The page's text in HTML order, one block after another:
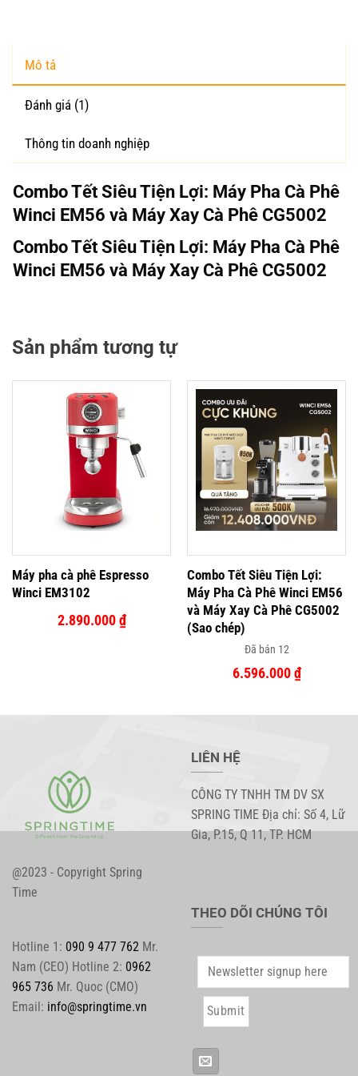
Mô tả
Đánh giá (1)
Thông tin doanh nghiệp
Combo Tết Siêu Tiện Lợi: Máy Pha Cà Phê
Winci EM56 và Máy Xay Cà Phê CG5002
Combo Tết Siêu Tiện Lợi: Máy Pha Cà Phê
Winci EM56 và Máy Xay Cà Phê CG5002
Sản phẩm tương tự
Máy pha cà phê Espresso
Winci EM3102
2.890.000₫
Combo Tết Siêu Tiện Lợi:
Máy Pha Cà Phê Winci EM56
và Máy Xay Cà Phê CG5002
(Sao chép)
Đã bán 12
6.596.000₫
@2023 - Copyright Spring
Time
LIÊN HỆ
CÔNG TY TNHH TM DV SX
SPRING TIME Địa chỉ: Số 4, Lữ
Gia, P.15, Q 11, TP. HCM
Hotline 1: 090 9 477 762 Mr.
Nam (CEO) Hotline 2: 0962
965 736 Mr. Quoc (CMO)
Email: info@springtime.vn
THEO DÕI CHÚNG TÔI